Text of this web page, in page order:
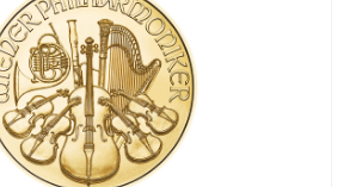
388 587 Руб.